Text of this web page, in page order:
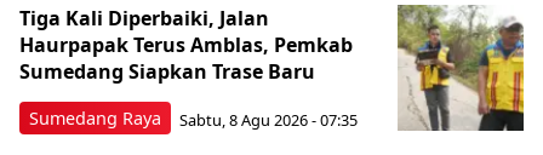
Sumedang Raya
Tiga Kali Diperbaiki, Jalan
Haurpapak Terus Amblas, Pemkab
Sumedang Siapkan Trase Baru
Sabtu, 8 Agu 2026 - 07:35